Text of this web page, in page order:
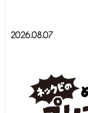
2026.08.07